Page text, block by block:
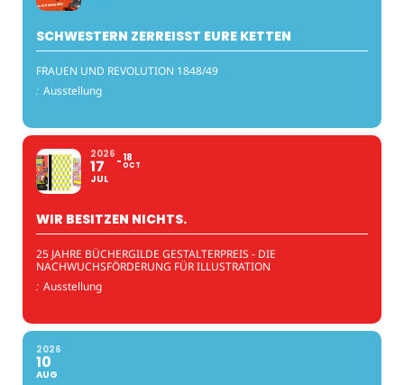
SCHWESTERN ZERREISST EURE KETTEN
FRAUEN UND REVOLUTION 1848/49
: Ausstellung
2026
17
JUL
18
OCT
WIR BESITZEN NICHTS.
25 JAHRE BÜCHERGILDE GESTALTERPREIS - DIE
NACHWUCHSFÖRDERUNG FÜR ILLUSTRATION
: Ausstellung
2026
10
AUG